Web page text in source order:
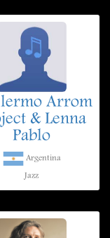
Arrom
& Lenna
Pablo
Argentina
Jazz